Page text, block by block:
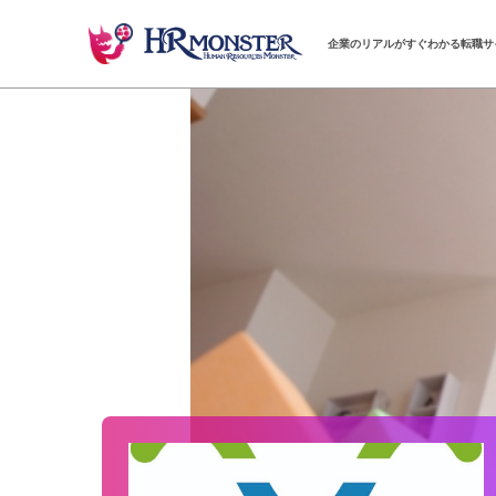
企業のリアルがすぐわかる転職